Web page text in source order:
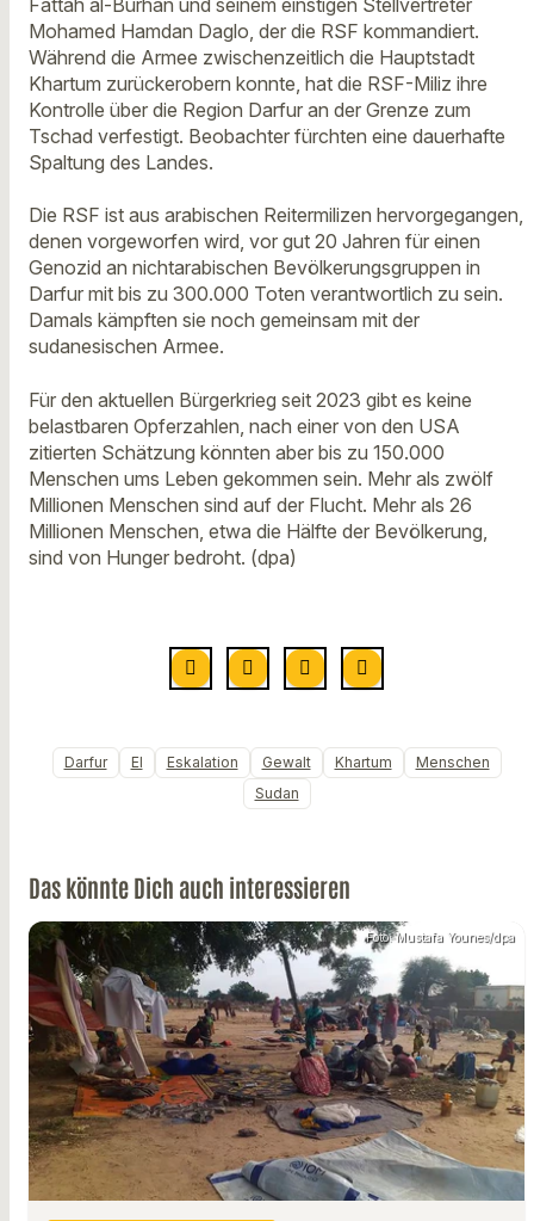
Mohamed Hamdan Daglo, der die RSF kommandiert.
Während die Armee zwischenzeitlich die Hauptstadt
Khartum zurückerobern konnte, hat die RSF-Miliz ihre
Kontrolle über die Region Darfur an der Grenze zum
Tschad verfestigt. Beobachter fürchten eine dauerhafte
Spaltung des Landes.
Die RSF ist aus arabischen Reitermilizen hervorgegangen,
denen vorgeworfen wird, vor gut 20 Jahren für einen
Genozid an nichtarabischen Bevölkerungsgruppen in
Darfur mit bis zu 300.000 Toten verantwortlich zu sein.
Damals kämpften sie noch gemeinsam mit der
sudanesischen Armee.
Für den aktuellen Bürgerkrieg seit 2023 gibt es keine
belastbaren Opferzahlen, nach einer von den USA
zitierten Schätzung könnten aber bis zu 150.000
Menschen ums Leben gekommen sein. Mehr als zwölf
Millionen Menschen sind auf der Flucht. Mehr als 26
Millionen Menschen, etwa die Hälfte der Bevölkerung,
sind von Hunger bedroht. (dpa)
Darfur El Eskalation Gewalt Khartum
Menschen
Sudan
Das könnte Dich auch interessieren
Foto: Mustafa Younes/dpa